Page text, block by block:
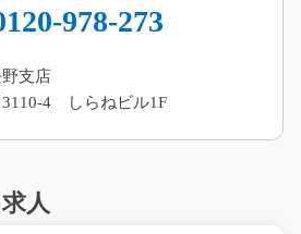
978-273
支店
4 しらねビル1F
人